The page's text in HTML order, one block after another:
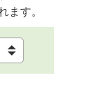
ます。